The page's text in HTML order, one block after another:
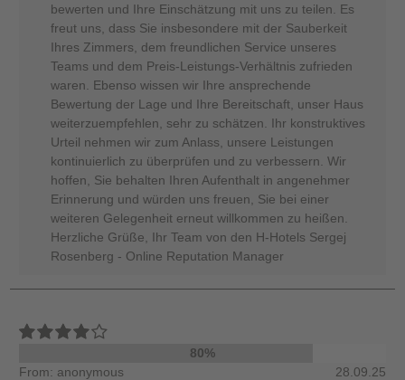
bewerten und Ihre Einschätzung mit uns zu teilen. Es
freut uns, dass Sie insbesondere mit der Sauberkeit
Ihres Zimmers, dem freundlichen Service unseres
Teams und dem Preis-Leistungs-Verhältnis zufrieden
waren. Ebenso wissen wir Ihre ansprechende
Bewertung der Lage und Ihre Bereitschaft, unser Haus
weiterzuempfehlen, sehr zu schätzen. Ihr konstruktives
Urteil nehmen wir zum Anlass, unsere Leistungen
kontinuierlich zu überprüfen und zu verbessern. Wir
hoffen, Sie behalten Ihren Aufenthalt in angenehmer
Erinnerung und würden uns freuen, Sie bei einer
weiteren Gelegenheit erneut willkommen zu heißen.
Herzliche Grüße, Ihr Team von den H-Hotels Sergej
Rosenberg - Online Reputation Manager
80%
From: anonymous
28.09.25